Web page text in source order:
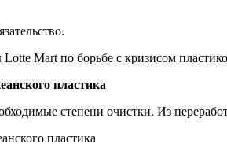
Mart по борьбе с кризисом
пластика
степени очистки. Из